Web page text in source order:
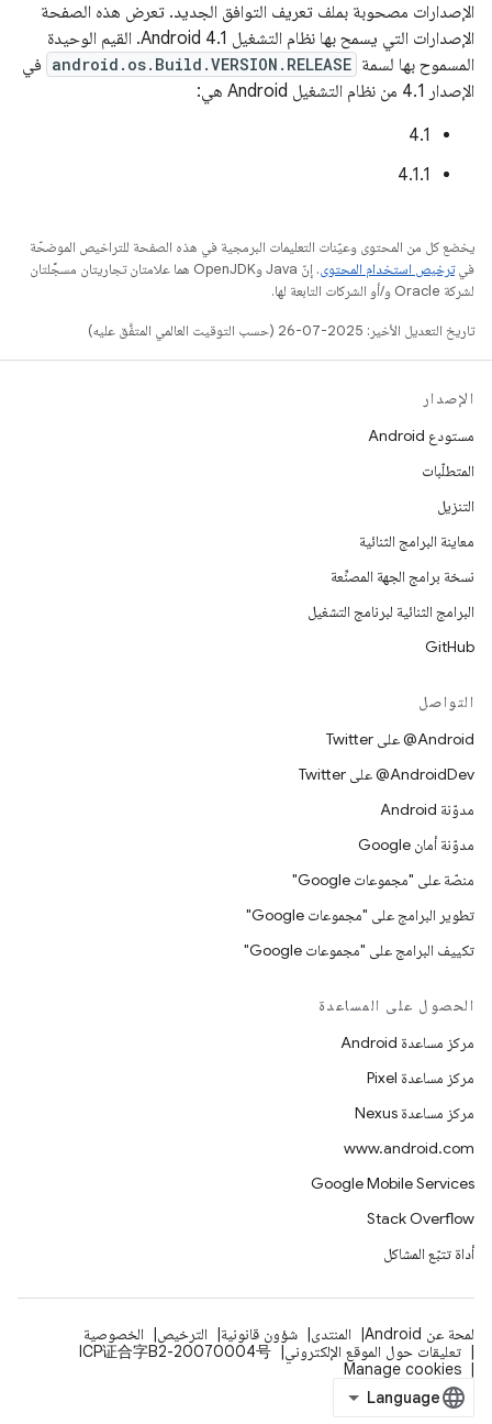
الإصدارات مصحوبة بملف تعريف التوافق الجديد. تعرض هذه الصفحة
الإصدارات التي يسمح بها نظام التشغيل Android 4.1. القيم الوحيدة
المسموح بها لسمة android.os.Build.VERSION.RELEASE في
الإصدار 4.1 من نظام التشغيل Android هي:
4.1
4.1.1
يخضع كل من المحتوى وعيّنات التعليمات البرمجية في هذه الصفحة للتراخيص الموضحّة
فيترخيص استخدام المحتوى
. إنّ Java وOpenJDK هما علامتان تجاريتان مسجَّلتان
لشركة Oracle و/أو الشركات التابعة لها.
تاريخ التعديل الأخير: 2025-07-26 (حسب التوقيت العالمي المتفَّق عليه)
الإصدار
مستودع Android
المتطلّبات
التنزيل
معاينة البرامج الثنائية
نسخة برامج الجهة المصنِّعة
البرامج الثنائية لبرنامج التشغيل
GitHub
التواصل
‎@Android على Twitter
‎@AndroidDev على Twitter
مدوّنة Android
مدوّنة أمان Google
منصّة على "مجموعات Google"
تطوير البرامج على "مجموعات Google"
تكييف البرامج على "مجموعات Google"
الحصول على المساعدة
مركز مساعدة Android
مركز مساعدة Pixel
مركز مساعدة Nexus
www.android.com
Google Mobile Services
Stack Overflow
أداة تتبّع المشاكل
لمحة عن Android المنتدى شؤون قانونية الترخيص
الخصوصية
تعليقات حول الموقع الإلكتروني
ICP证合字B2-20070004号
Manage cookies